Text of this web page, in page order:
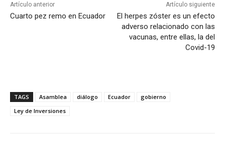
Artículo anterior
Cuarto pez remo en Ecuador
Artículo siguiente
El herpes zóster es un efecto
adverso relacionado con las
vacunas, entre ellas, la del
Covid-19
TAGS Asamblea diálogo Ecuador
gobierno
Ley de Inversiones